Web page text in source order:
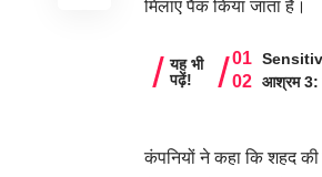
मिलाए पैक किया जाता है।
यह भी
पढ़ें!
आश्रम 3:
कंपनियों ने कहा कि शहद